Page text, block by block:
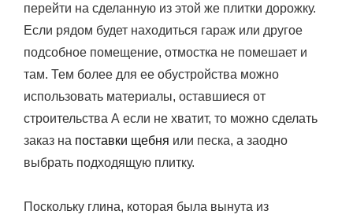
перейти на сделанную из этой же плитки дорожку.
Если рядом будет находиться гараж или другое
подсобное помещение, отмостка не помешает и
там. Тем более для ее обустройства можно
использовать материалы, оставшиеся от
строительства А если не хватит, то можно сделать
заказ на поставки щебня или песка, а заодно
выбрать подходящую плитку.
Поскольку глина, которая была вынута из